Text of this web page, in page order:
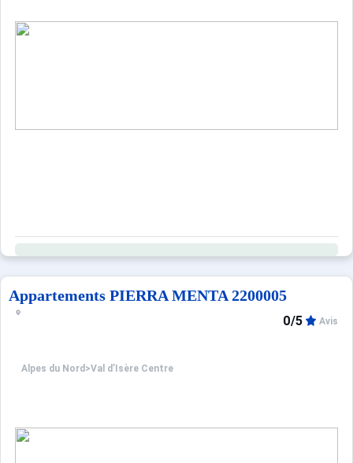
Appartements PIERRA MENTA 2200005
Alpes du Nord >Val d’Isère Centre
0/5 Avis